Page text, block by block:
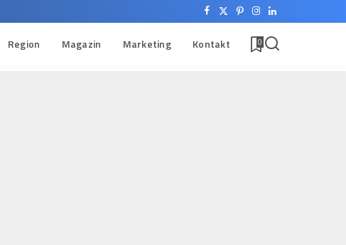
Region Magazin Marketing Kontakt 0